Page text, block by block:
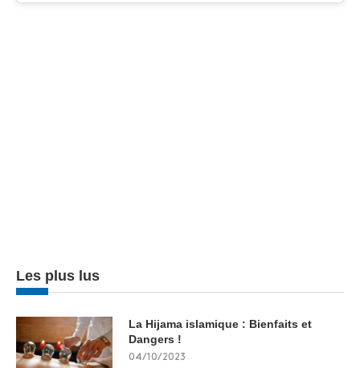
Les plus lus
La Hijama islamique : Bienfaits et
Dangers !
04/10/2023